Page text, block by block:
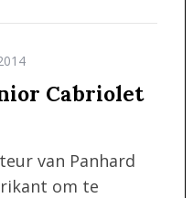
Cabriolet
van Panhard
om te